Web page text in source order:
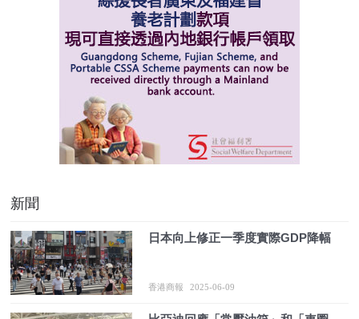
新聞
日本向上修正一季度實際GDP降幅
香港商報 2025-06-09